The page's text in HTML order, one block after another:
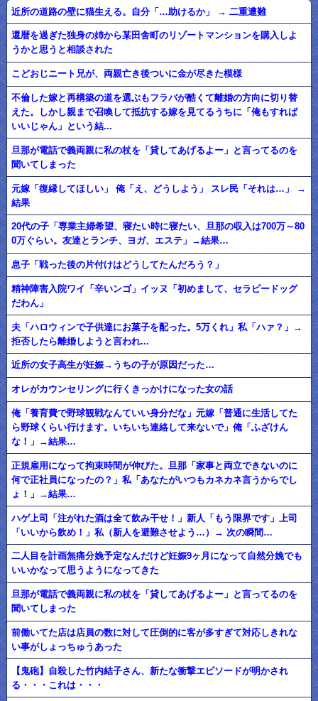
近所の道路の壁に猫生える。自分「…助けるか」 → 二重遭難
還暦を過ぎた独身の姉から某田舎町のリゾートマンションを購入しよ
うかと思うと相談された
こどおじニート兄が、両親亡き後ついに金が尽きた模様
不倫した嫁と再構築の道を選ぶもフラバが酷くて離婚の方向に切り替
えた。しかし親まで召喚して抵抗する嫁を見てるうちに「俺もすれば
いいじゃん」という結...
旦那が電話で義両親に私の杖を「貸してあげるよー」と言ってるのを
聞いてしまった
元嫁「復縁してほしい」 俺「え、どうしよう」 スレ民「それは…」 →
結果
20代の子「専業主婦希望、寝たい時に寝たい、旦那の収入は700万～80
0万ぐらい。友達とランチ、ヨガ、エステ」→結果…
息子「戦った後の片付けはどうしてたんだろう？」
精神障害入院ワイ「辛いンゴ」イッヌ「初めまして、セラピードッグ
だわん」
夫「ハロウィンで子供達にお菓子を配った。5万くれ」私「ハァ？」→
拒否したら離婚しようと言われ...
近所の女子高生が妊娠→うちの子が原因だった…
オレがカウンセリングに行くきっかけになった女の話
俺「養育費で野球観戦なんていい身分だな」元嫁「普通に生活してた
ら野球くらい行けます。いちいち連絡して来ないで」俺「ふざけん
な！」→結果…
正規雇用になって拘束時間が伸びた。旦那「家事と両立できないのに
何で正社員になったの？」私「あなたがいつもカネカネ言うからでし
ょ！」→結果…
ハゲ上司「注がれた酒は全て飲み干せ！」新人「もう限界です」上司
「いいから飲め！」私（新人を避難させよう…）→ 次の瞬間…
二人目を計画無痛分娩予定なんだけど妊娠9ヶ月になって自然分娩でも
いいかなって思うようになってきた
旦那が電話で義両親に私の杖を「貸してあげるよー」と言ってるのを
聞いてしまった
前働いてた店は店員の数に対して圧倒的に客が多すぎて対応しきれな
い事がしょっちゅうあった
【鬼砲】自殺した竹内結子さん、新たな衝撃エピソードが明かされ
る・・・これは・・・